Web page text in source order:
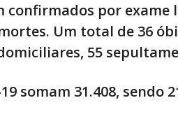
por
Um total de 36
55
somam 31.408, sendo